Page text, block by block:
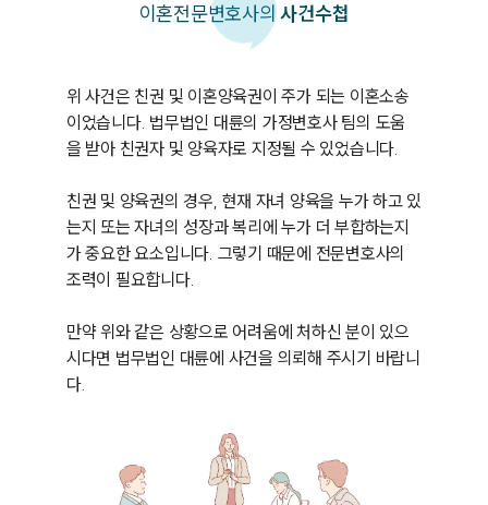
이혼전문변호사의사건수첩
위 사건은 친권 및 이혼양육권이 주가 되는 이혼소송
이었습니다. 법무법인 대륜의 가정변호사 팀의 도움
을 받아 친권자 및 양육자로 지정될 수 있었습니다.
친권 및 양육권의 경우, 현재 자녀 양육을 누가 하고 있
는지 또는 자녀의 성장과 복리에 누가 더 부합하는지
가 중요한 요소입니다. 그렇기 때문에 전문변호사의
조력이 필요합니다.
만약 위와 같은 상황으로 어려움에 처하신 분이 있으
시다면 법무법인 대륜에 사건을 의뢰해 주시기 바랍니
다.